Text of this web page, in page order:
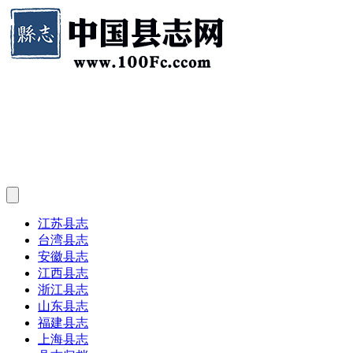
江苏县志
台湾县志
安徽县志
江西县志
浙江县志
山东县志
福建县志
上海县志